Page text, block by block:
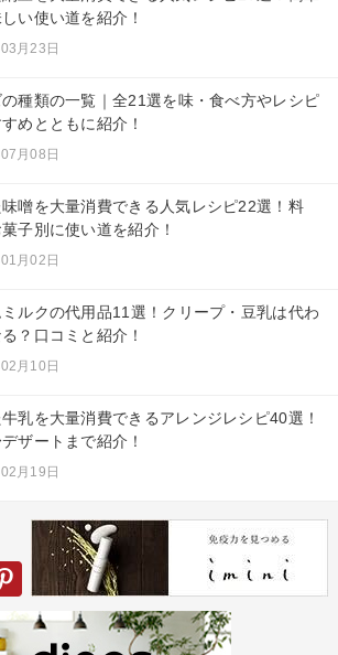
い使い道を紹介！
月23日
種類の一覧｜全21選を味・食べ方やレシピ
めとともに紹介！
月08日
噌を大量消費できる人気レシピ22選！料
子別に使い道を紹介！
月02日
ミルクの代用品11選！クリープ・豆乳は代わ
？口コミと紹介！
月10日
乳を大量消費できるアレンジレシピ40選！
ザートまで紹介！
月19日